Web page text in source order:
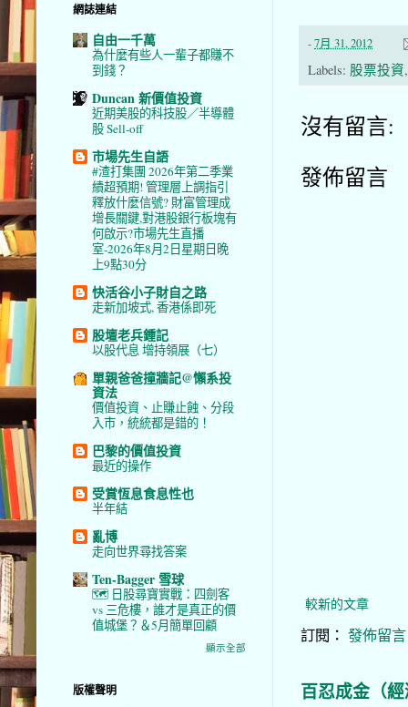
-7月 31, 2012
Labels: 股票投資
沒有留言:
發佈留言
較新的文章
訂閱： 發佈留
百忍成金（
網誌連結
自由一千萬
為什麼有些人一輩子都賺不
到錢？
Duncan 新價值投資
近期美股的科技股／半導體
股 Sell-off
市場先生自語
#渣打集團 2026年第二季業
績超預期! 管理層上調指引
釋放什麼信號? 財富管理成
增長關鍵,對港股銀行板塊有
何啟示?市場先生直播
室-2026年8月2日星期日晚
上9點30分
快活谷小子財自之路
走新加坡式, 香港係即死
股壇老兵鍾記
以股代息 增持領展（七）
單親爸爸撞牆記@懶系投
資法
價值投資、止賺止蝕、分段
入市，統統都是錯的！
巴黎的價值投資
最近的操作
受賞恆息食息性也
半年結
亂博
走向世界尋找答案
Ten-Bagger 雪球
🗺️ 日股尋寶實戰：四劍客
vs 三危樓，誰才是真正的價
值城堡？＆5月簡單回顧
顯示全部
版權聲明